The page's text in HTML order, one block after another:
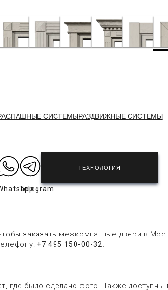
СИСТЕМЫРАЗДВИЖНЫЕ СИСТЕМЫ
Telegram
ТЕХНОЛОГИЯ
заказать межкомнатные двери в
+7 495 150-00-32 .
где было сделано фото. Также доступны